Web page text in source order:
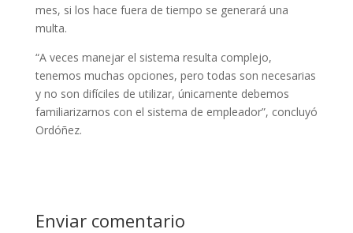
mes, si los hace fuera de tiempo se generará una
multa.
“A veces manejar el sistema resulta complejo,
tenemos muchas opciones, pero todas son necesarias
y no son difíciles de utilizar, únicamente debemos
familiarizarnos con el sistema de empleador”, concluyó
Ordóñez.
Enviar comentario